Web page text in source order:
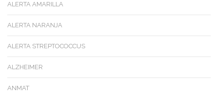
ALERTA AMARILLA
ALERTA NARANJA
ALERTA STREPTOCOCCUS
ALZHEIMER
ANMAT